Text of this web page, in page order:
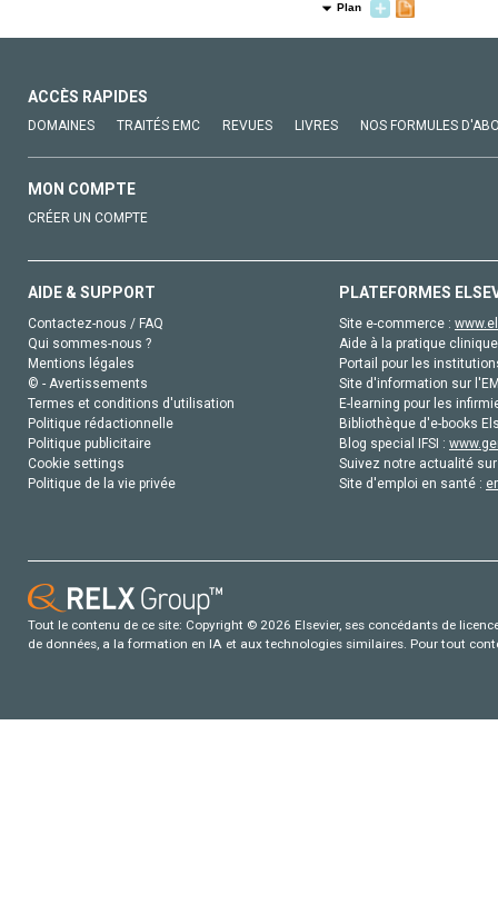
Plan
ACCÈS RAPIDES
DOMAINES TRAITÉS EMC REVUES LIVRES NOS FORMULES
MON COMPTE
CRÉER UN COMPTE
AIDE & SUPPORT
Contactez-nous / FAQ
Qui sommes-nous ?
Mentions légales
© - Avertissements
Termes et conditions d'utilisation
Politique rédactionnelle
Politique publicitaire
Cookie settings
Politique de la vie privée
PLATEFORMES
Site e-commerce :
Aide à la pratique
Portail pour les
Site d'information sur
E-learning pour les
Bibliothèque d'e-books
Blog special IFSI :
Suivez notre actualité
Site d'emploi en santé :
Tout le contenu de ce site: Copyright © 2026 Elsevier, ses concédants de
de données, a la formation en IA et aux technologies similaires. Pour tout